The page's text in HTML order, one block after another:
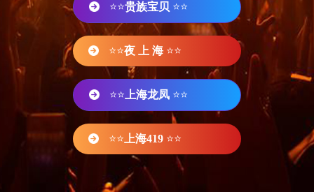
⭐⭐贵族宝贝 ⭐⭐
⭐⭐夜 上 海 ⭐⭐
⭐⭐ 上海龙凤 ⭐⭐
⭐⭐ 上海419 ⭐⭐